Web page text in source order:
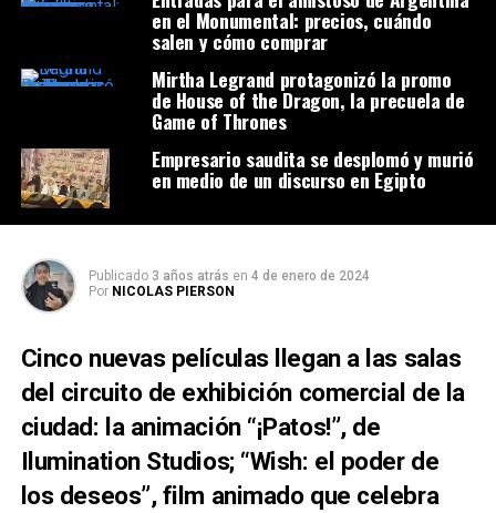
en el Monumental: precios, cuándo
salen y cómo comprar
Mirtha Legrand protagonizó la promo
de House of the Dragon, la precuela de
Game of Thrones
Empresario saudita se desplomó y murió
en medio de un discurso en Egipto
Publicado 3 años atrás en 4 de enero de 2024
Por NICOLAS PIERSON
Cinco nuevas películas llegan a las salas
del circuito de exhibición comercial de la
ciudad: la animación “¡Patos!”, de
Ilumination Studios; “Wish: el poder de
los deseos”, film animado que celebra